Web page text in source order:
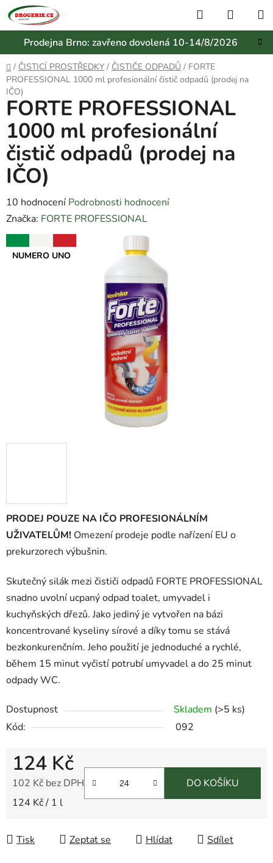
Přejít
na
obsah
Prodejna Brno: zavřeno dovolená 10-14/8/2026
Hledat
KOŠÍK
Domů
/ ČISTICÍ PROSTŘEDKY / ČISTIČE ODPADŮ / FORTE
PROFESSIONAL 1000 ml profesionální čistič odpadů (prodej na
IČO)
PRODEJ POUZE NA IČO PROFESIONÁLNÍM
UŽIVATELŮM! Omezení prodeje podle nařízení EU o
prekurzorech výbušnin.
Skutečný silák mezi čističi odpadů FORTE PROFESSIONAL
snadno uvolní ucpaný odpad toalet, umyvadel i
kuchyňských dřezů. Jako jediný je vytvořen na bázi
koncentrované kyseliny sírové a díky tomu se stává
bezkonkurenčním. Jeho použití je jednoduché a rychlé,
během 15 minut vyčistí potrubí umyvadel a do 25 minut
odpady WC.
Dostupnost Skladem (>5 ks)
Kód:
092
124 Kč
102 Kč bez DPH
Měrná cena:
124 Kč / 1 l
DO KOŠÍKU
Tisk Zeptat se Hlídat Sdílet
FORTE PROFESSIONAL
1000 ml profesionální
čistič odpadů (prodej na
IČO)
Průměrné
hodnocení
produktu
je
10 hodnocení Podrobnosti hodnocení
Značka: FORTE PROFESSIONAL
NUMERO UNO